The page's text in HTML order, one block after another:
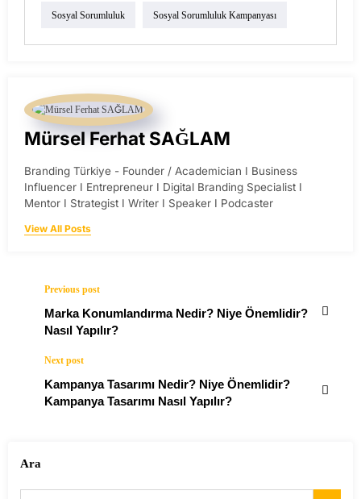
Sosyal Sorumluluk Sosyal Sorumluluk Kampanyası
Mürsel Ferhat SAĞLAM
Branding Türkiye - Founder / Academician I Business
Influencer I Entrepreneur I Digital Branding Specialist I
Mentor I Strategist I Writer I Speaker I Podcaster
View All Posts
Previous post
Marka Konumlandırma Nedir? Niye Önemlidir?
Nasıl Yapılır?
Next post
Kampanya Tasarımı Nedir? Niye Önemlidir?
Kampanya Tasarımı Nasıl Yapılır?
Ara